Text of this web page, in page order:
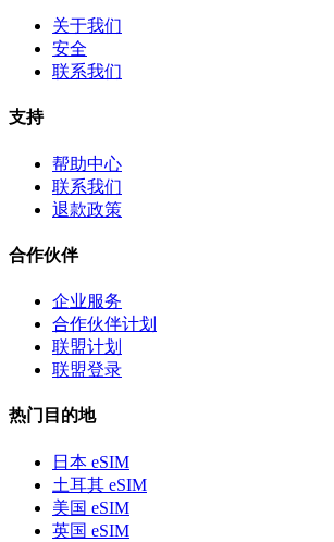
关于我们
安全
联系我们
支持
帮助中心
联系我们
退款政策
合作伙伴
企业服务
合作伙伴计划
联盟计划
联盟登录
热门目的地
日本 eSIM
土耳其 eSIM
美国 eSIM
英国 eSIM